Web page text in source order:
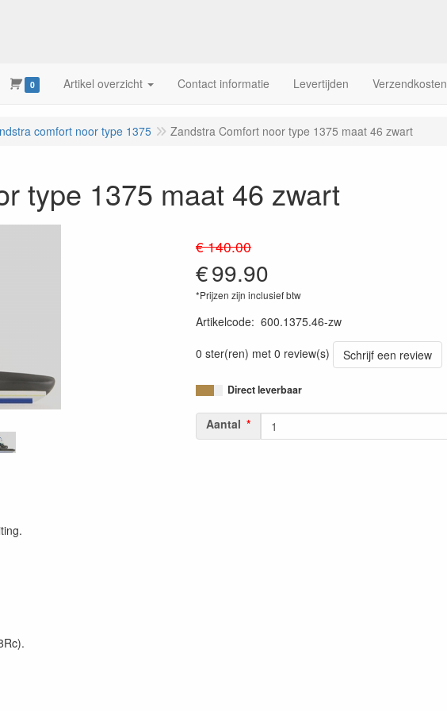
0 Artikel overzicht Contact informatie Levertijden Verzendkosten
comfort noor type 1375 Zandstra Comfort noor type 1375 maat 46 zwart
type 1375 maat 46 zwart
€ 140.00
€99.90
*Prijzen zijn inclusief btw
Artikelcode: 600.1375.46-zw
0 ster(ren) met 0 review(s)
Schrijf een review
Direct leverbaar
Aantal